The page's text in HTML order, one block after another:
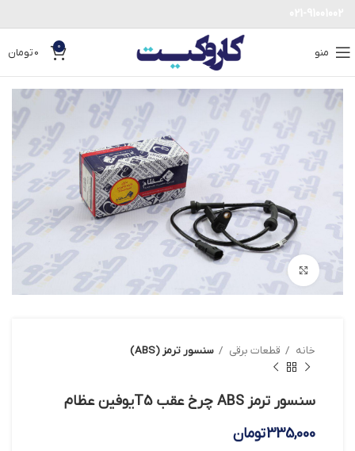
منو 0
0تومان
خانه قطعات برقی سنسور ترمز (ABS)
سنسور ترمز ABS چرخ عقب T5یوفین عظام
335,000تومان